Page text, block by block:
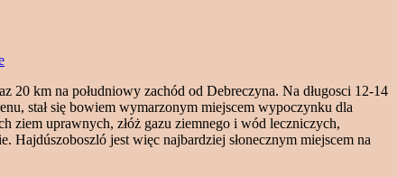
20 km na południowy zachód od Debreczyna. Na długosci 12-14
stał się bowiem wymarzonym miejscem wypoczynku dla
ziem uprawnych, złóż gazu ziemnego i wód leczniczych,
Hajdúszoboszló jest więc najbardziej słonecznym miejscem na